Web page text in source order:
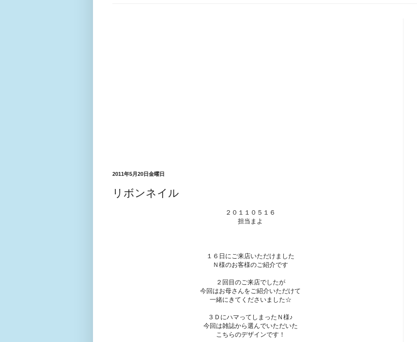
2011年5月20日金曜日
リボンネイル
２０１１０５１６
担当まよ
１６日にご来店いただけました
Ｎ様のお客様のご紹介です
２回目のご来店でしたが
今回はお母さんをご紹介いただけて
一緒にきてくださいました☆
３ＤにハマってしまったＮ様♪
今回は雑誌から選んでいただいた
こちらのデザインです！